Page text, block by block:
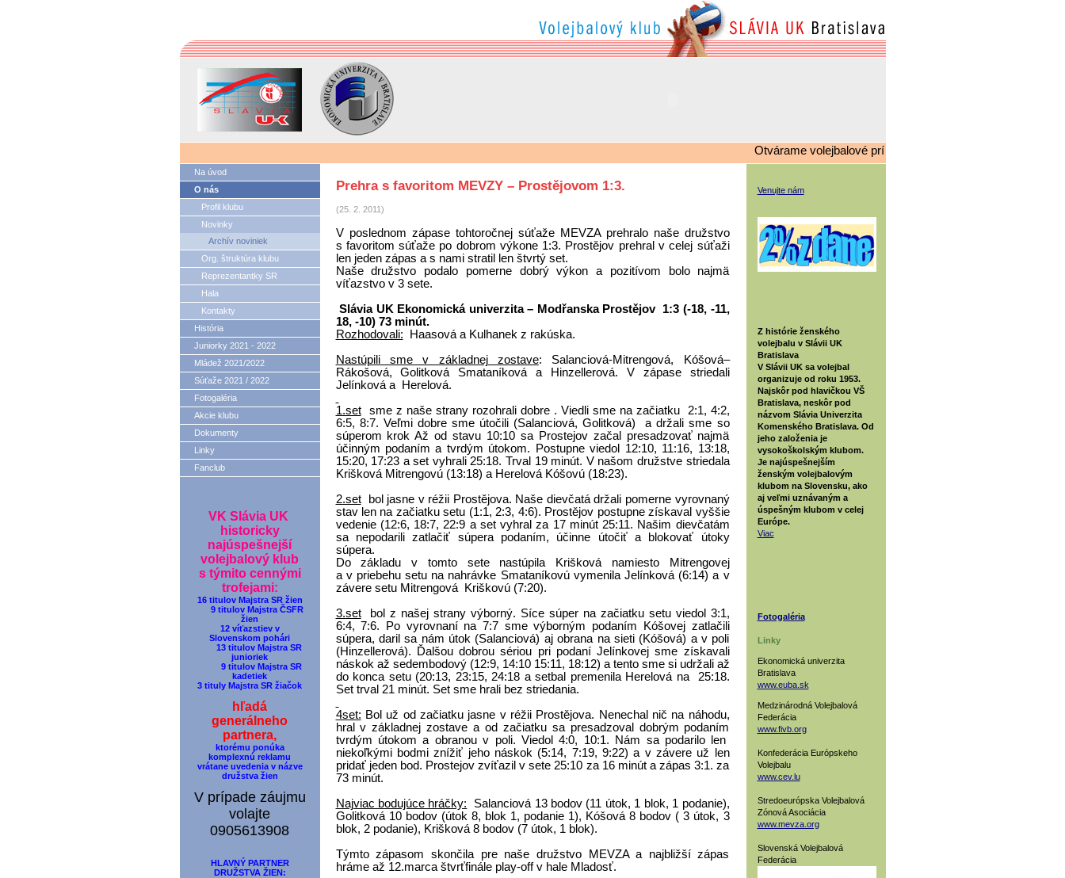
Otvárame volejbalové prípravky, v prípade záujmu kontaktujte
Na úvod
O nás
Profil klubu
Novinky
Archív noviniek
Org. štruktúra klubu
Reprezentantky SR
Hala
Kontakty
História
Juniorky 2021 - 2022
Mládež 2021/2022
Súťaže 2021 / 2022
Fotogaléria
Akcie klubu
Dokumenty
Linky
Fanclub
VK Slávia UK
historicky
najúspešnejší
volejbalový klub
s týmito cennými
trofejami:
16 titulov Majstra SR žien
9 titulov Majstra ČSFR
žien
12 víťazstiev v
Slovenskom pohári
13 titulov Majstra SR
junioriek
9 titulov Majstra SR
kadetiek
3 tituly Majstra SR žiačok
hľadá
generálneho
partnera,
ktorému ponúka
komplexnú reklamu
vrátane uvedenia v názve
družstva žien
V prípade záujmu
volajte
0905613908
HLAVNÝ PARTNER
DRUŽSTVA ŽIEN:
Prehra s favoritom MEVZY – Prostějovom 1:3.
(25. 2. 2011)
V poslednom zápase tohtoročnej súťaže MEVZA prehralo naše družstvo
s favoritom súťaže po dobrom výkone 1:3. Prostějov prehral v celej súťaži
len jeden zápas a s nami stratil len štvrtý set.
Naše družstvo podalo pomerne dobrý výkon a pozitívom bolo najmä
víťazstvo v 3 sete.
Slávia UK Ekonomická univerzita – Modřanska Prostějov
1:3 (-18, -11,
18, -10) 73 minút.
Rozhodovali:
Haasová a Kulhanek z rakúska.
Nastúpili sme v základnej zostave: Salanciová-Mitrengová, Kóšová–
Rákošová, Golitková Smataníková a Hinzellerová. V zápase striedali
Jelínková a
Herelová.
1.set
sme z naše strany rozohrali dobre . Viedli sme na začiatku
2:1, 4:2,
6:5, 8:7. Veľmi dobre sme útočili (Salanciová, Golitková)
a držali sme so
súperom krok Až od stavu 10:10 sa Prostejov začal presadzovať najmä
účinným podaním a tvrdým útokom. Postupne viedol 12:10, 11:16, 13:18,
15:20, 17:23 a set vyhrali 25:18. Trval 19 minút. V našom družstve striedala
Krišková Mitrengovú (13:18) a Herelová Kóšovú (18:23).
2.set
bol jasne v réžii Prostějova. Naše dievčatá držali pomerne vyrovnaný
stav len na začiatku setu (1:1, 2:3, 4:6). Prostějov postupne získaval vyššie
vedenie (12:6, 18:7, 22:9 a set vyhral za 17 minút 25:11. Našim dievčatám
sa nepodarili zatlačiť súpera podaním, účinne útočiť a blokovať útoky
súpera.
Do základu v tomto sete nastúpila Krišková namiesto Mitrengovej
a v priebehu setu na nahrávke Smataníkovú vymenila Jelínková (6:14) a v
závere setu Mitrengová
Kriškovú (7:20).
3.set
bol z našej strany výborný. Síce súper na začiatku setu viedol 3:1,
6:4, 7:6. Po vyrovnaní na 7:7 sme výborným podaním Kóšovej zatlačili
súpera, daril sa nám útok (Salanciová) aj obrana na sieti (Kóšová) a v poli
(Hinzellerová). Ďalšou dobrou sériou pri podaní Jelínkovej sme získavali
náskok až sedembodový (12:9, 14:10 15:11, 18:12) a tento sme si udržali až
do konca setu (20:13, 23:15, 24:18 a setbal premenila Herelová na
25:18.
Set trval 21 minút. Set sme hrali bez striedania.
4set: Bol už od začiatku jasne v réžii Prostějova. Nenechal nič na náhodu,
hral v základnej zostave a od začiatku sa presadzoval dobrým podaním
tvrdým útokom a obranou v poli. Viedol 4:0, 10:1. Nám sa podarilo len
niekoľkými bodmi znížiť jeho náskok (5:14, 7:19, 9:22) a v závere už len
pridať jeden bod. Prostejov zvíťazil v sete 25:10 za 16 minút a zápas 3:1. za
73 minút.
Najviac bodujúce hráčky:
Salanciová 13 bodov (11 útok, 1 blok, 1 podanie),
Golitková 10 bodov (útok 8, blok 1, podanie 1), Kóšová 8 bodov ( 3 útok, 3
blok, 2 podanie), Krišková 8 bodov (7 útok, 1 blok).
Týmto zápasom skončila pre naše družstvo MEVZA a najbližší zápas
hráme až 12.marca štvrťfinále play-off v hale Mladosť.
Venujte nám
Z histórie ženského
volejbalu v Slávii UK
Bratislava
V Slávii UK sa volejbal
organizuje od roku 1953.
Najskôr pod hlavičkou VŠ
Bratislava, neskôr pod
názvom Slávia Univerzita
Komenského Bratislava. Od
jeho založenia je
vysokoškolským klubom.
Je najúspešnejším
ženským volejbalovým
klubom na Slovensku, ako
aj veľmi uznávaným a
úspešným klubom v celej
Európe.
Viac
Fotogaléria
Linky
Ekonomická univerzita
Bratislava
www.euba.sk
Medzinárodná Volejbalová
Federácia
www.fivb.org
Konfederácia Európskeho
Volejbalu
www.cev.lu
Stredoeurópska Volejbalová
Zónová Asociácia
www.mevza.org
Slovenská Volejbalová
Federácia